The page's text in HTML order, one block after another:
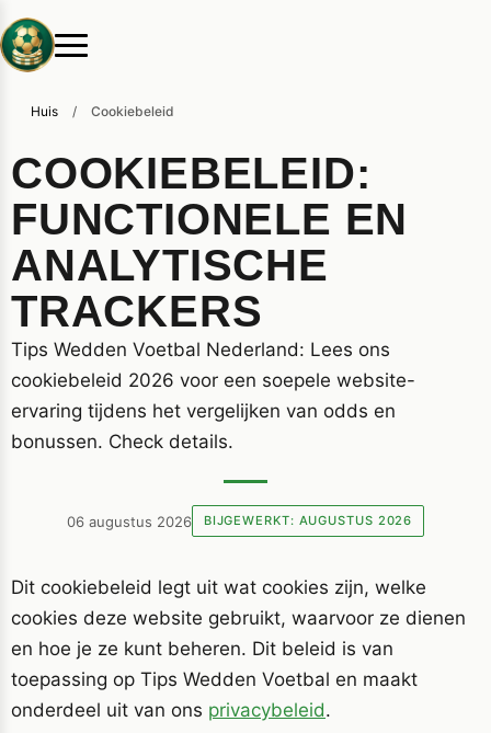
Huis / Cookiebeleid
COOKIEBELEID:
FUNCTIONELE EN
ANALYTISCHE
TRACKERS
Tips Wedden Voetbal Nederland: Lees ons
cookiebeleid 2026 voor een soepele website-
ervaring tijdens het vergelijken van odds en
bonussen. Check details.
06 augustus 2026 BIJGEWERKT: AUGUSTUS 2026
Dit cookiebeleid legt uit wat cookies zijn, welke
cookies deze website gebruikt, waarvoor ze dienen
en hoe je ze kunt beheren. Dit beleid is van
toepassing op Tips Wedden Voetbal en maakt
onderdeel uit van ons privacybeleid.